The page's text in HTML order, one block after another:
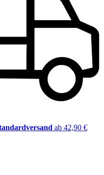
ab 42,90 €